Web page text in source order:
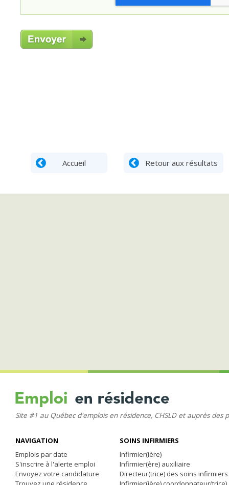
Accueil Retour aux résultats
Site #1 au Québec d'emplois en résidence, CHSLD et auprès des
NAVIGATION
Emplois par date
S'inscrire à l'alerte emploi
Envoyez votre candidature
SOINS INFIRMIERS
Infirmier(ière)
Infirmier(ère) auxiliaire
Directeur(trice) des soins infirmiers